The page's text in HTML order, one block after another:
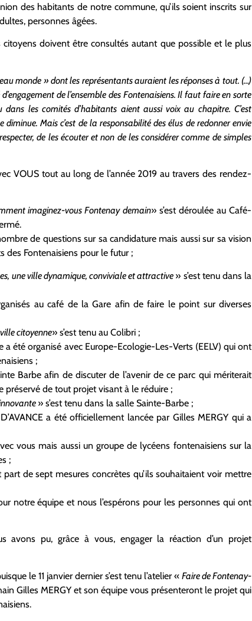
des habitants de notre commune, qu’ils soient inscrits sur
personnes âgées.
doivent être consultés autant que possible et le plus
monde » dont les représentants auraient les réponses à tout. (…)
de l’ensemble des Fontenaisiens. Il faut faire en sorte
les comités d’habitants aient aussi voix au chapitre. C’est
Mais c’est de la responsabilité des élus de redonner envie
de les écouter et non de les considérer comme de simples
VOUS tout au long de l’année 2019 au travers des rendez-
imaginez-vous Fontenay demain» s’est déroulée au Café-
de questions sur sa candidature mais aussi sur sa vision
des Fontenaisiens pour le futur ;
une ville dynamique, conviviale et attractive » s’est tenu dans la
au café de la Gare afin de faire le point sur diverses
citoyenne» s’est tenu au Colibri ;
été organisé avec Europe-Ecologie-Les-Verts (EELV) qui ont
;
Barbe afin de discuter de l’avenir de ce parc qui mériterait
de tout projet visant à le réduire ;
» s’est tenu dans la salle Sainte-Barbe ;
a été officiellement lancée par Gilles MERGY qui a
vous mais aussi un groupe de lycéens fontenaisiens sur la
;
de sept mesures concrètes qu’ils souhaitaient voir mettre
notre équipe et nous l’espérons pour les personnes qui ont
pu, grâce à vous, engager la réaction d’un projet
le 11 janvier dernier s’est tenu l’atelier « Faire de Fontenay-
Gilles MERGY et son équipe vous présenteront le projet qui